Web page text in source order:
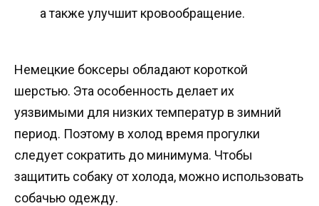
а также улучшит кровообращение.
Немецкие боксеры обладают короткой
шерстью. Эта особенность делает их
уязвимыми для низких температур в зимний
период. Поэтому в холод время прогулки
следует сократить до минимума. Чтобы
защитить собаку от холода, можно использовать
собачью одежду.